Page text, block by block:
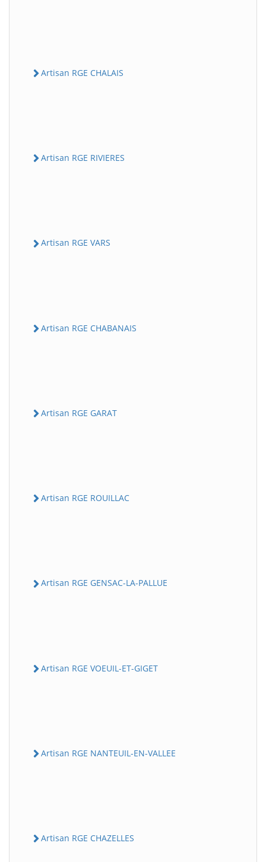
Artisan RGE CHALAIS
Artisan RGE RIVIERES
Artisan RGE VARS
Artisan RGE CHABANAIS
Artisan RGE GARAT
Artisan RGE ROUILLAC
Artisan RGE GENSAC-LA-PALLUE
Artisan RGE VOEUIL-ET-GIGET
Artisan RGE NANTEUIL-EN-VALLEE
Artisan RGE CHAZELLES